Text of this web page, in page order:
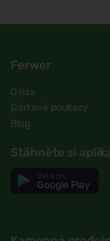
Ferwer
O nás
Dárkové poukazy
Blog
Stáhněte si
Google Play